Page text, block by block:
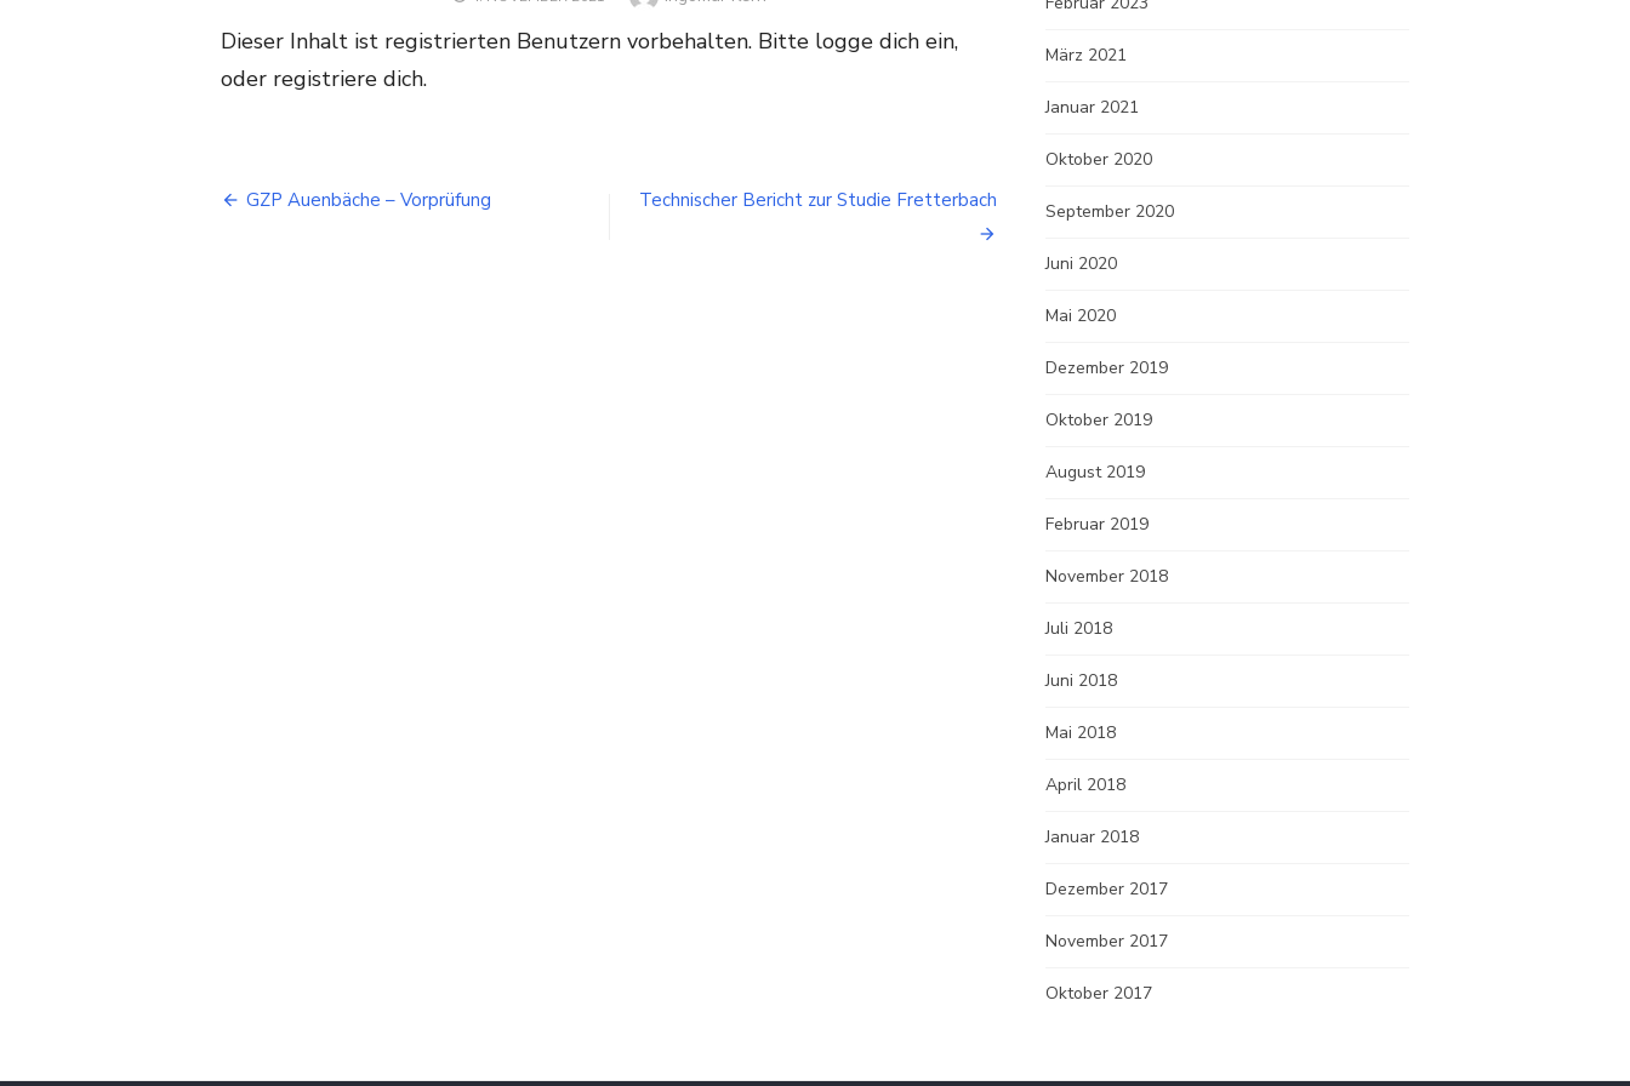
Dieser Inhalt ist registrierten Benutzern vorbehalten. Bitte logge dich ein,
oder registriere dich.
Beitragsnavigation
GZP Auenbäche – Vorprüfung Technischer Bericht zur Studie Fretterbach
März 2021
Januar 2021
Oktober 2020
September 2020
Juni 2020
Mai 2020
Dezember 2019
Oktober 2019
August 2019
Februar 2019
November 2018
Juli 2018
Juni 2018
Mai 2018
April 2018
Januar 2018
Dezember 2017
November 2017
Oktober 2017